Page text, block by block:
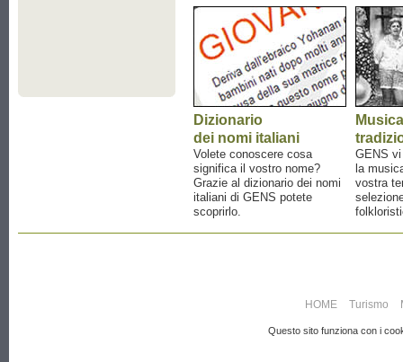
Dizionario
dei nomi italiani
Volete conoscere cosa
significa il vostro nome?
Grazie al dizionario dei nomi
italiani di GENS potete
scoprirlo.
Musica
GENS
la
vostra
HOME Turismo
Questo sito funziona con i